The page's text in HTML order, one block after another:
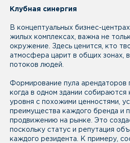
Клубная синергия
В концептуальных бизнес-
жилых комплексах, важна не
окружение. Здесь ценится, кто
атмосфера царит в общих зонах,
потоков людей.
Формирование пула арендаторов
когда в одном здании собираются
уровня с похожими ценностями,
преимущества каждого бренда и
продвижению на рынке. Это
поскольку статус и репутация
каждого резидента. К примеру,